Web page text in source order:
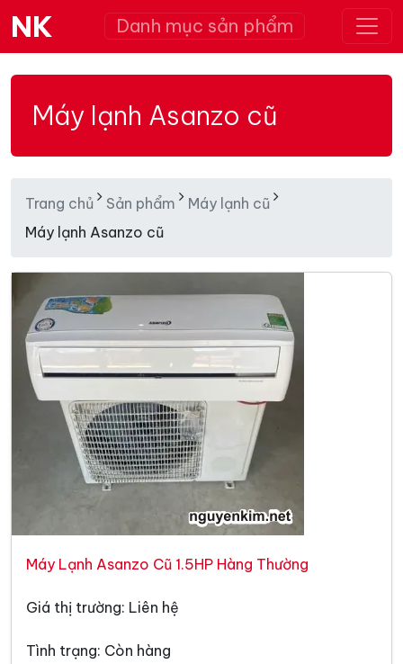
NK Danh mục sản phẩm
Máy lạnh Asanzo cũ
Trang chủ Sản phẩm
Máy lạnh cũ
Máy lạnh Asanzo cũ
Máy Lạnh Asanzo Cũ 1.5HP Hàng Thường
Giá thị trường: Liên hệ
Tình trạng: Còn hàng